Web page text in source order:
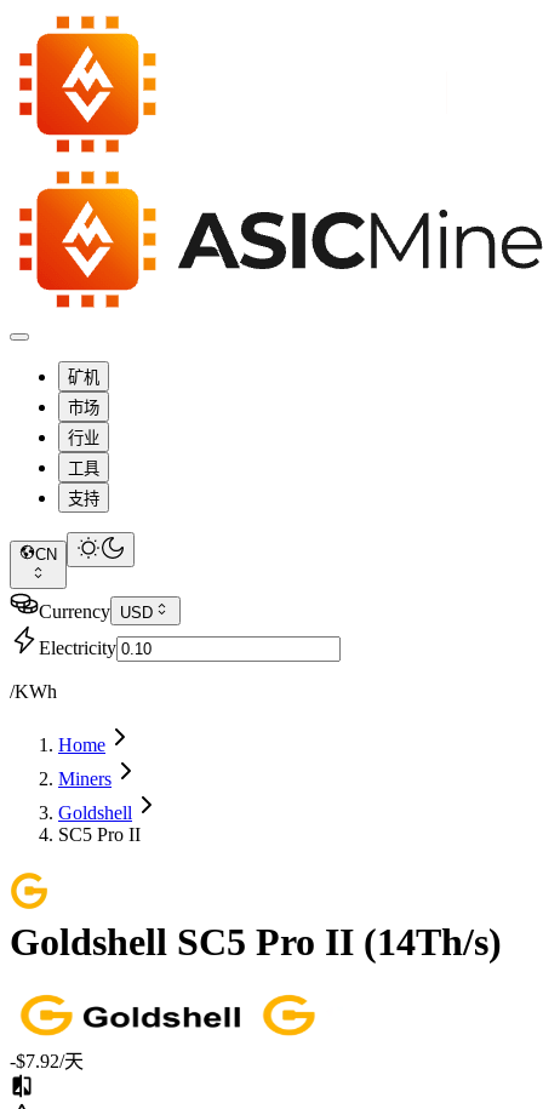
矿机
市场
行业
工具
支持
CN
Currency USD
Electricity
/KWh
Home
Miners
Goldshell
SC5 Pro II
Goldshell SC5 Pro II (14Th/s)
-$7.92/天